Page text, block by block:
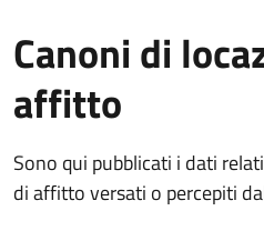
Canoni di
affitto
Sono qui pubblicati i dati
di affitto versati o percepiti